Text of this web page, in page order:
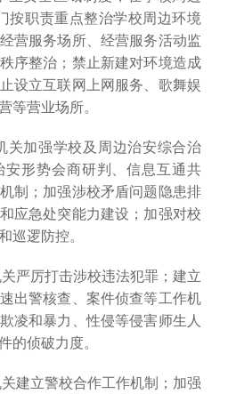
按职责重点整治学校周边环境
营服务场所、经营服务活动监
序整治；禁止新建对环境造成
设立互联网上网服务、歌舞娱
等营业场所。
加强学校及周边治安综合治
安形势会商研判、信息互通共
制；加强涉校矛盾问题隐患排
应急处突能力建设；加强对校
巡逻防控。
厉打击涉校违法犯罪；建立
出警核查、案件侦查等工作机
凌和暴力、性侵等侵害师生人
的侦破力度。
立警校合作工作机制；加强